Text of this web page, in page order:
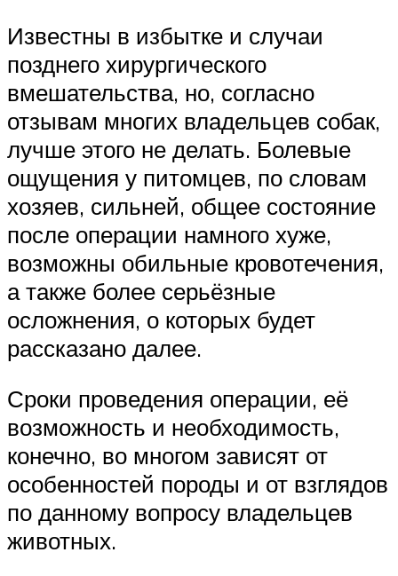
Известны в избытке и случаи
позднего хирургического
вмешательства, но, согласно
отзывам многих владельцев собак,
лучше этого не делать. Болевые
ощущения у питомцев, по словам
хозяев, сильней, общее состояние
после операции намного хуже,
возможны обильные кровотечения,
а также более серьёзные
осложнения, о которых будет
рассказано далее.
Сроки проведения операции, её
возможность и необходимость,
конечно, во многом зависят от
особенностей породы и от взглядов
по данному вопросу владельцев
животных.